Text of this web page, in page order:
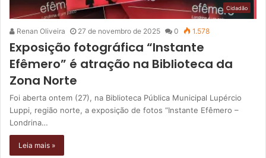
Cidadão
Renan Oliveira 27 de novembro de 2025 0 1.578
Exposição fotográfica “Instante
Efêmero” é atração na Biblioteca da
Zona Norte
Foi aberta ontem (27), na Biblioteca Pública Municipal Lupércio
Luppi, região norte, a exposição de fotos “Instante Efêmero –
Londrina…
Leia mais »